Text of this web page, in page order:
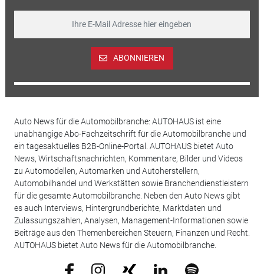
ABONNIEREN
Auto News für die Automobilbranche: AUTOHAUS ist eine
unabhängige Abo-Fachzeitschrift für die Automobilbranche und
ein tagesaktuelles B2B-Online-Portal. AUTOHAUS bietet Auto
News, Wirtschaftsnachrichten, Kommentare, Bilder und Videos
zu Automodellen, Automarken und Autoherstellern,
Automobilhandel und Werkstätten sowie Branchendienstleistern
für die gesamte Automobilbranche. Neben den Auto News gibt
es auch Interviews, Hintergrundberichte, Marktdaten und
Zulassungszahlen, Analysen, Management-Informationen sowie
Beiträge aus den Themenbereichen Steuern, Finanzen und Recht.
AUTOHAUS bietet Auto News für die Automobilbranche.